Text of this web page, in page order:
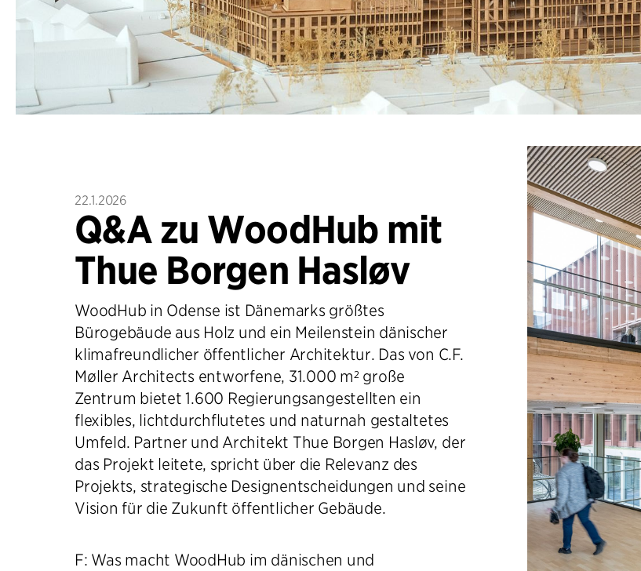
22.1.2026
Q&A zu WoodHub mit
Thue Borgen Hasløv
WoodHub in Odense ist Dänemarks größtes
Bürogebäude aus Holz und ein Meilenstein dänischer
klimafreundlicher öffentlicher Architektur. Das von C.F.
Møller Architects entworfene, 31.000 m² große
Zentrum bietet 1.600 Regierungsangestellten ein
flexibles, lichtdurchflutetes und naturnah gestaltetes
Umfeld. Partner und Architekt Thue Borgen Hasløv, der
das Projekt leitete, spricht über die Relevanz des
Projekts, strategische Designentscheidungen und seine
Vision für die Zukunft öffentlicher Gebäude.
F: Was macht WoodHub im dänischen und